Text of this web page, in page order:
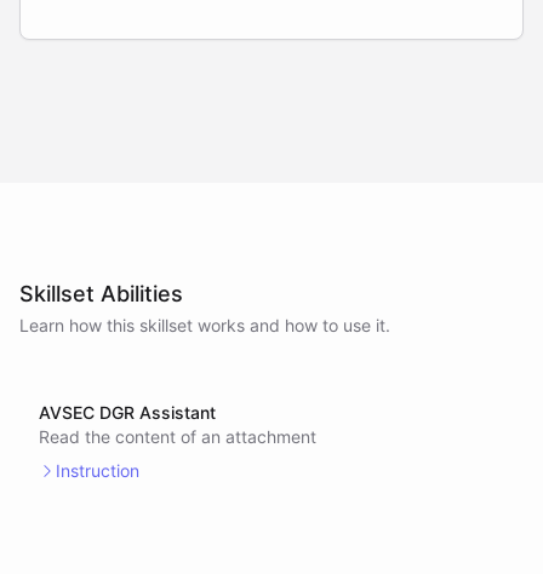
Skillset Abilities
Learn how this skillset works and how to use it.
AVSEC DGR Assistant
Read the content of an attachment
Instruction